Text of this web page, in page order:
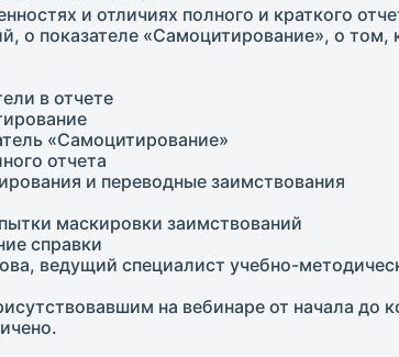
и отличиях полного и краткого
о показателе «Самоцитирование», о том,
в отчете
«Самоцитирование»
отчета
и переводные заимствования
маскировки заимствований
справки
ведущий специалист учебно-
на вебинаре от начала до